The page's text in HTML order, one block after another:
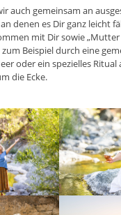
auch gemeinsam an
denen es Dir ganz leicht
mit Dir sowie „Mutter
zum Beispiel durch eine
oder ein spezielles Ritual
die Ecke.